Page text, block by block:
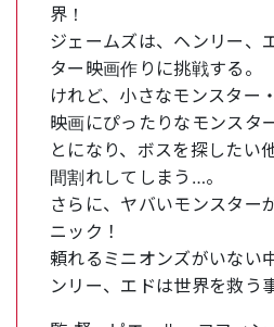
界！
ジェームズは、ヘンリー、
ター映画作りに挑戦する。
けれど、小さなモンスター
映画にぴったりなモンスタ
とになり、ボスを探したい
間割れしてしまう…。
さらに、ヤバいモンスター
ニック！
頼れるミニオンズがいない
ンリー、エドは世界を救う